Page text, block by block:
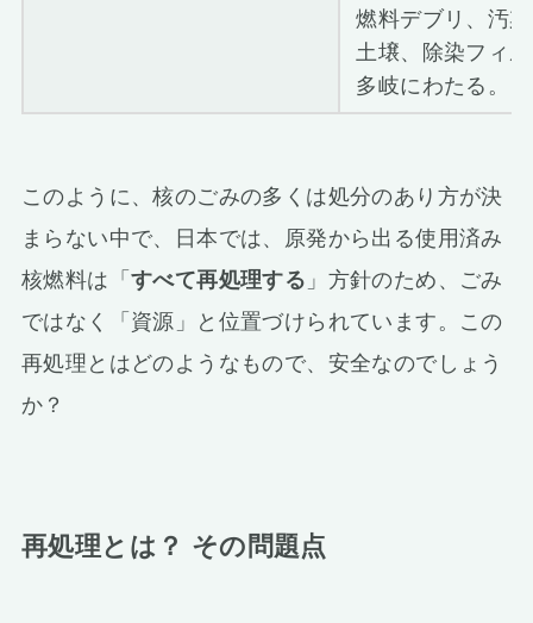
燃料デブリ、汚
土壌、除染フィ
多岐にわたる。
このように、核のごみの多くは処分のあり方が決
まらない中で、日本では、原発から出る使用済み
核燃料は「 すべて再処理する 」方針のため、ごみ
ではなく「資源」と位置づけられています。この
再処理とはどのようなもので、安全なのでしょう
か？
再処理とは？ その問題点